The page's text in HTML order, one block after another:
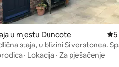
u mjestu Duncote
5
staja, u blizini Silverstonea.
· Lokacija · Za pješačenje